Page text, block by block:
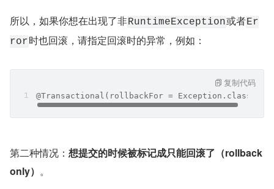
所以，如果你想在出现了非RuntimeException或者Er
ror时也回滚，请指定回滚时的异常，例如：
@Transactional(rollbackFor = Exception.class)
复制代码
第二种情况： 想提交的时候被标记成只能回滚了（rollback
only） 。